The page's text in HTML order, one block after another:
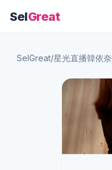
SelGreat
SelGreat/星光直播韓依奈